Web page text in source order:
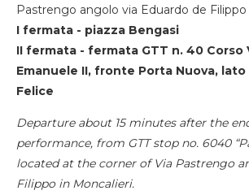
Pastrengo angolo via Eduardo de
I fermata - piazza Bengasi
II fermata - fermata GTT n. 40
Emanuele II, fronte Porta Nuova, lato
Felice
Departure about 15 minutes after the
performance, from GTT stop no. 6040
located at the corner of Via Pastrengo
Filippo in Moncalieri.